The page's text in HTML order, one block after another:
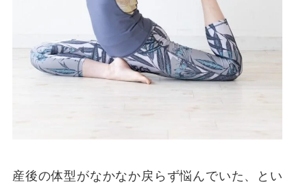
産後の体型がなかなか戻らず悩んでいた、とい